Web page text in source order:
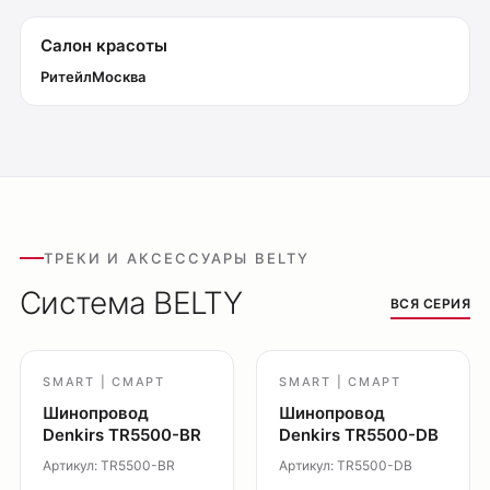
Салон красоты
РитейлМосква
ТРЕКИ И АКСЕССУАРЫ BELTY
Система BELTY ВСЯ СЕРИЯ
SMART | СМАРТ
Шинопровод
Denkirs TR5500-BR
Артикул: TR5500-BR
SMART | СМАРТ
Шинопровод
Denkirs TR5500-DB
Артикул: TR5500-DB
Трековые системы
Ремневая система Belty
Потолочные подвесные
Настенные светильники
Оплата